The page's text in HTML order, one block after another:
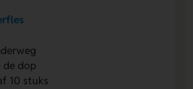
de dop
10 stuks